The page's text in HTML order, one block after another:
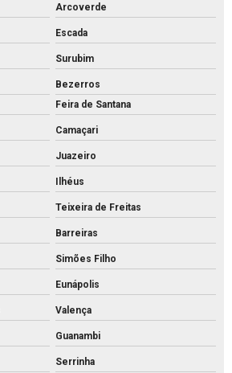
Arcoverde
Escada
Surubim
Bezerros
Feira de Santana
Camaçari
Juazeiro
Ilhéus
Teixeira de Freitas
Barreiras
Simões Filho
Eunápolis
Valença
Guanambi
Serrinha